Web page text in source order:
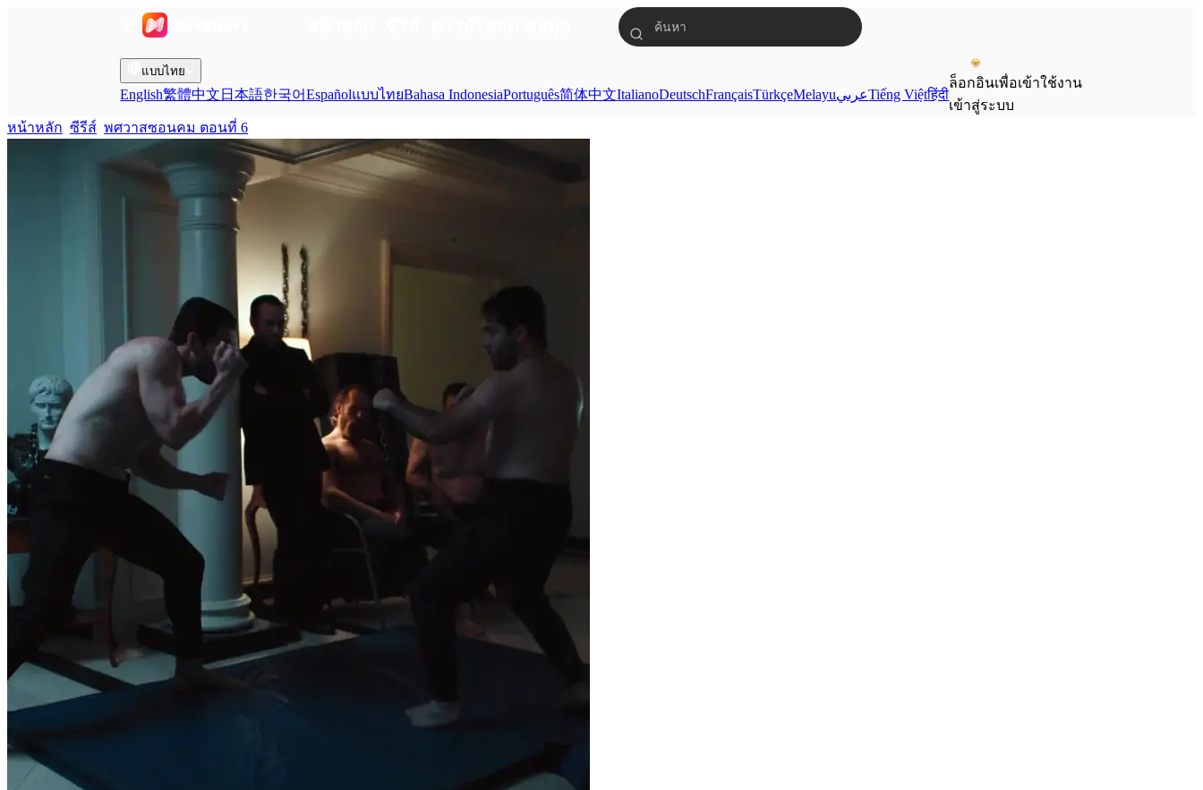
แบบไทย
English繁體中文 日本語한국어EspañolแบบไทยBahasa IndonesiaPortuguês简体中文ItalianoDeutschFrançaisTürkçeMelayuعربيTiếng Việtहिंदी
ล็อกอินเพื่อเข้าใช้งาน
เข้าสู่ระบบ
หน้าหลัก ซีรีส์ พศวาสซอนคม ตอนที่ 6